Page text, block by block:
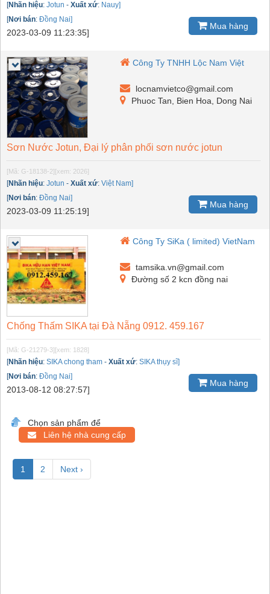
[Nhãn hiệu: Jotun - Xuất xứ: Nauy]
[Nơi bán: Đồng Nai]
2023-03-09 11:23:35]
Mua hàng
Công Ty TNHH Lộc Nam Việt
locnamvietco@gmail.com
Phuoc Tan, Bien Hoa, Dong Nai
Sơn Nước Jotun, Đại lý phân phối sơn nước jotun
[Mã: G-18138-2] [xem: 2026]
[Nhãn hiệu: Jotun - Xuất xứ: Việt Nam]
[Nơi bán: Đồng Nai]
2023-03-09 11:25:19]
Mua hàng
Công Ty SiKa ( limited) VietNam
tamsika.vn@gmail.com
Đường số 2 kcn đồng nai
Chống Thấm SIKA tại Đà Nẵng 0912. 459.167
[Mã: G-21279-3] [xem: 1828]
[Nhãn hiệu: SIKA chong tham - Xuất xứ: SIKA thụy sĩ]
[Nơi bán: Đồng Nai]
2013-08-12 08:27:57]
Mua hàng
Chọn sản phẩm để
Liên hệ nhà cung cấp
1 2 Next ›